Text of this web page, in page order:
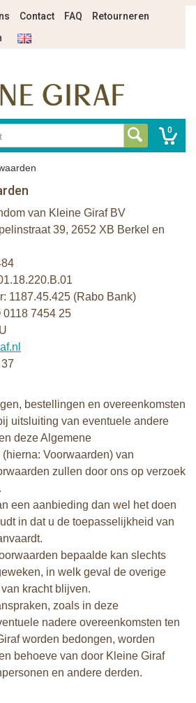
Contact FAQ
Retourneren
0
van Kleine Giraf BV
39, 2652 XB Berkel en
1187.45.425 (Rabo Bank)
0118 7454 25
bestellingen en overeenkomsten
uitsluiting van eventuele andere
deze Algemene
Voorwaarden) van
zullen door ons op verzoek
een aanbieding dan wel het doen
in dat u de toepasselijkheid van
bepaalde kan slechts
in welk geval de overige
kracht blijven.
zoals in deze
nadere overeenkomsten ten
worden bedongen, worden
behoeve van door Kleine Giraf
en andere derden.